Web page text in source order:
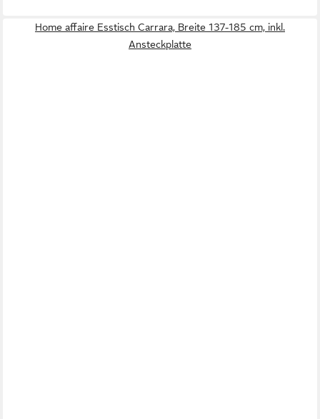
Home affaire Esstisch Carrara, Breite 137-185 cm, inkl.
Ansteckplatte